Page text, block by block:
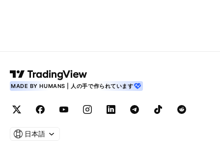
MADE BY HUMANS | 人の手で作られています
日本語